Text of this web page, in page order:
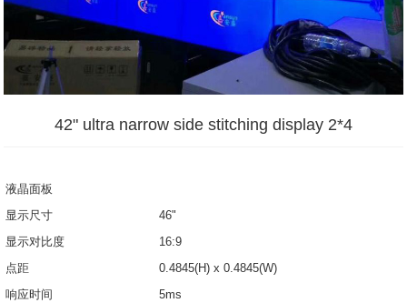
42" ultra narrow side stitching display 2*4
液晶面板
显示尺寸
46"
显示对比度
16:9
点距
0.4845(H) x 0.4845(W)
响应时间
5ms